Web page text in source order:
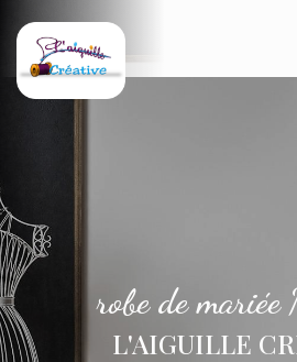
robe de mariée
L'AIGUILLE